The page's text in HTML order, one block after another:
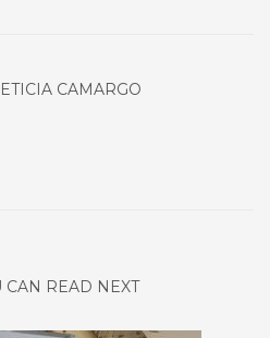
CAMARGO
CAN READ NEXT